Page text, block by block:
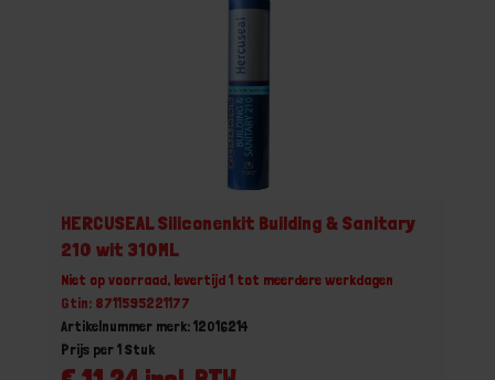
HERCUSEAL Siliconenkit Building & Sanitary
210 wit 310ML
Niet op voorraad, levertijd 1 tot meerdere werkdagen
Gtin: 8711595221177
Artikelnummer merk: 12016214
Prijs per 1 Stuk